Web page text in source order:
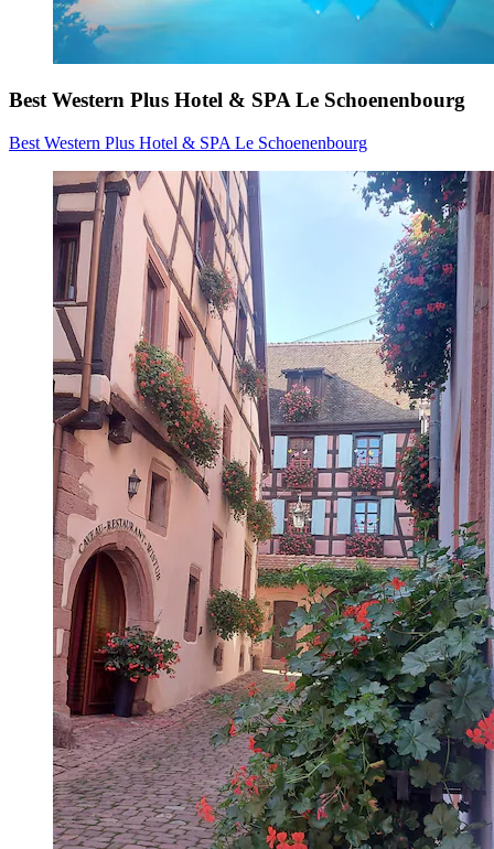
Best Western Plus Hotel & SPA Le Schoenenbourg
Best Western Plus Hotel & SPA Le Schoenenbourg